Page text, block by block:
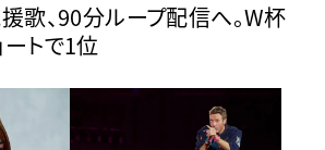
歌、90分ループ配信へ。W杯
トで1位